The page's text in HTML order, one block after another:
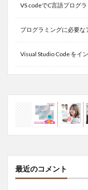
VS codeでC言語プログ
プログラミングに必要な
Visual Studio Code をイ
最近のコメント